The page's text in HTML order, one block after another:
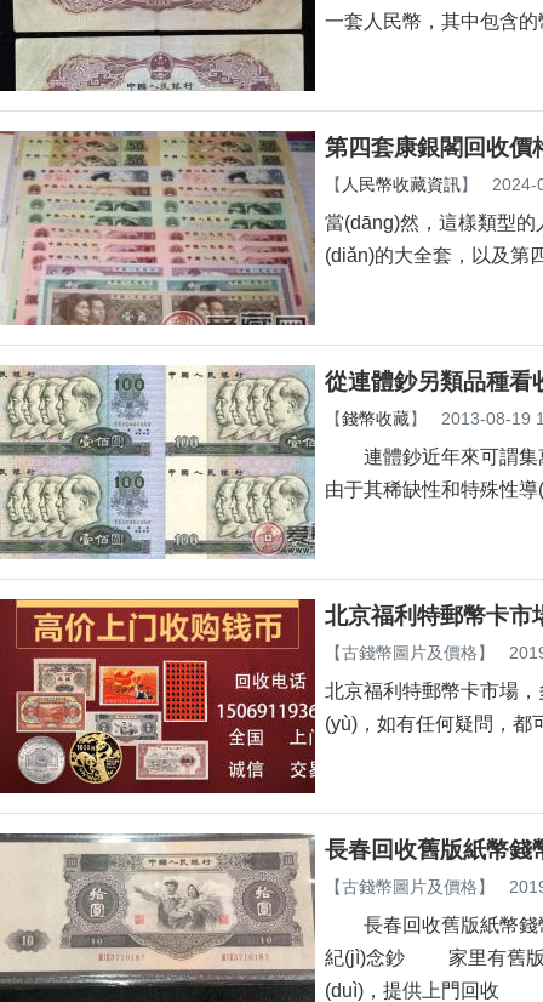
一套人民幣，其中包含的
第四套康銀閣回收價
【 人民幣收藏資訊】 2024-
當(dāng)然，這樣類型
(diǎn)的大全套，以及第
從連體鈔另類品種看
【錢幣收藏】 2013-08-19
連體鈔近年來可謂集萬千
由于其稀缺性和特殊性
北京福利特郵幣卡
【古錢幣圖片及價格】
北京福利特郵幣卡市場
(yù)，如有任何疑問
長春回收舊版紙幣錢
【古錢幣圖片及價格】
長春回收舊版紙幣錢幣
紀(jì)念鈔 家里有舊版紙
(duì)，提供上門回收